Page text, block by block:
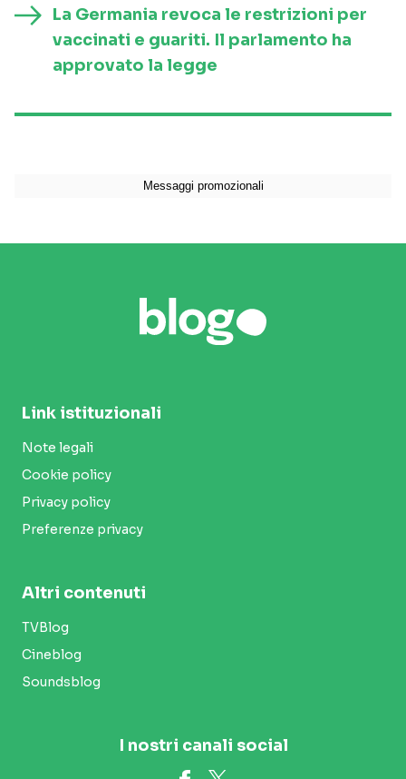
La Germania revoca le restrizioni per
vaccinati e guariti. Il parlamento ha
approvato la legge
Link istituzionali
Note legali
Cookie policy
Privacy policy
Preferenze privacy
Altri contenuti
TVBlog
Cineblog
Soundsblog
I nostri canali social